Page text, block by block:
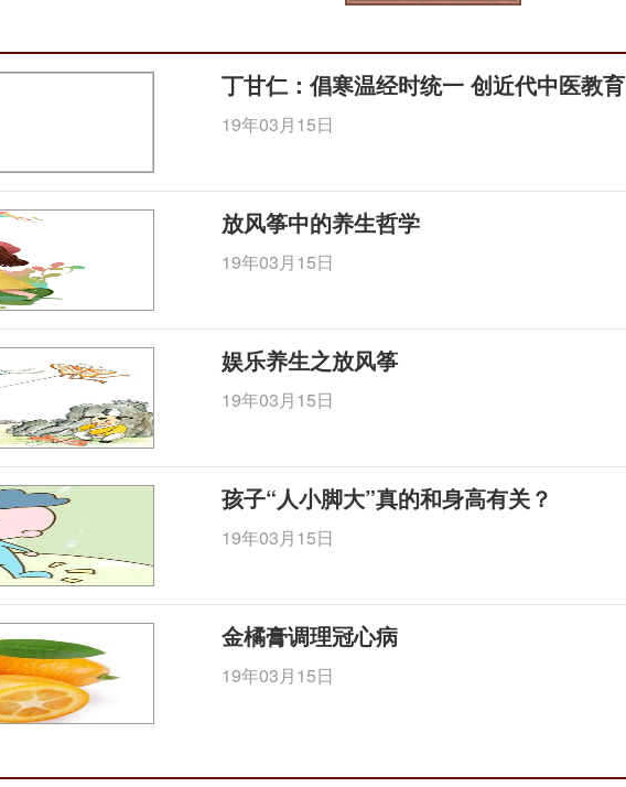
丁甘仁：倡寒温经时统一 创近代中医教育
19年03月15日
放风筝中的养生哲学
19年03月15日
娱乐养生之放风筝
19年03月15日
孩子“人小脚大”真的和身高有关？
19年03月15日
金橘膏调理冠心病
19年03月15日